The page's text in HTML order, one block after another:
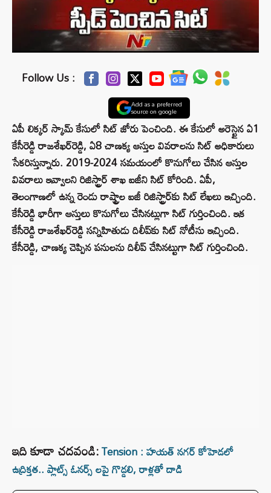
Follow Us :
Add as a preferred
source on google
ఏపీ లిక్కర్ స్కామ్ కేసులో సిట్ జోరు పెంచింది. ఈ కేసులో అరెస్టైన ఏ1
కేసీరెడ్డి రాజశేఖర్‌రెడ్డి, ఏ8 చాణక్య ఆస్తుల వివరాలను సిట్ అధికారులు
సేకరిస్తున్నారు. 2019-2024 సమయంలో కొనుగోలు చేసిన ఆస్తుల
వివరాలు ఇవ్వాలని రిజిస్ట్రార్ శాఖ ఐజీని సిట్ కోరింది. ఏపీ,
తెలంగాణలో ఉన్న రెండు రాష్ట్రాల ఐజీ రిజిస్ట్రార్‌కు సిట్ లేఖలు ఇచ్చింది.
కేసీరెడ్డి భారీగా ఆస్తులు కొనుగోలు చేసినట్లుగా సిట్ గుర్తించింది. ఇక
కేసీరెడ్డి రాజశేఖర్‌రెడ్డి సన్నిహితుడు దిలీప్‌కు సిట్ నోటీసు ఇచ్చింది.
కేసీరెడ్డి, చాణక్య చెప్పిన పనులను దిలీప్ చేసినట్టుగా సిట్ గుర్తించింది.
ఇది కూడా చదవండి:Tension : హయత్ నగర్ కోహెడలో
ఉద్రిక్తత.. ప్లాట్స్ ఓనర్స్ లపై గొడ్డలి, రాళ్లతో దాడి